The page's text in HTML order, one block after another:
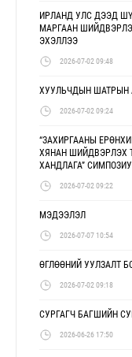
ИРЛАНД УЛС ДЭЭД
МАРГААН
ЭХЭЛЛЭЭ
2026-07-02 09:48
ХУУЛЬЧДЫН ШАТРЫН
2026-07-02 09:24
“ЗАХИРГААНЫ
ХЯНАН ШИЙДВЭРЛЭХ
ХАНДЛАГА”
2026-07-02 09:22
МЭДЭЭЛЭЛ
2026-07-07 10:54
ӨГЛӨӨНИЙ УУЛЗАЛТ
2026-07-02 09:18
СУРГАГЧ БАГШИЙН
2026-06-26 17:50